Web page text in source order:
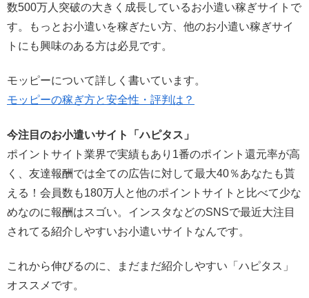
数500万人突破の大きく成長しているお小遣い稼ぎサイトで
す。もっとお小遣いを稼ぎたい方、他のお小遣い稼ぎサイ
トにも興味のある方は必見です。
モッピーについて詳しく書いています。
モッピーの稼ぎ方と安全性・評判は？
今注目のお小遣いサイト「ハピタス」
ポイントサイト業界で実績もあり1番のポイント還元率が高
く、友達報酬では全ての広告に対して最大40％あなたも貰
える！会員数も180万人と他のポイントサイトと比べて少な
めなのに報酬はスゴい。インスタなどのSNSで最近大注目
されてる紹介しやすいお小遣いサイトなんです。
これから伸びるのに、まだまだ紹介しやすい「ハピタス」
オススメです。